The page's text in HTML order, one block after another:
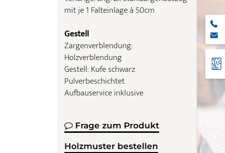
mit je 1 Falteinlage á 50cm
Gestell
Zargenverblendung:
Holzverblendung
Gestell: Kufe schwarz
Pulverbeschichtet
Aufbauservice inklusive
Frage zum Produkt
Holzmuster bestellen